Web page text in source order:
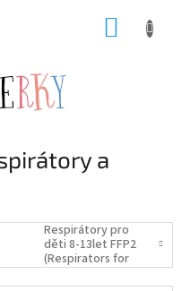
a
Respirátory pro
děti 8-13let FFP2
(Respirators for
kids)